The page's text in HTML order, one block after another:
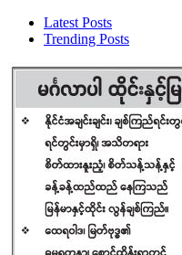
Latest Posts
Trending Posts